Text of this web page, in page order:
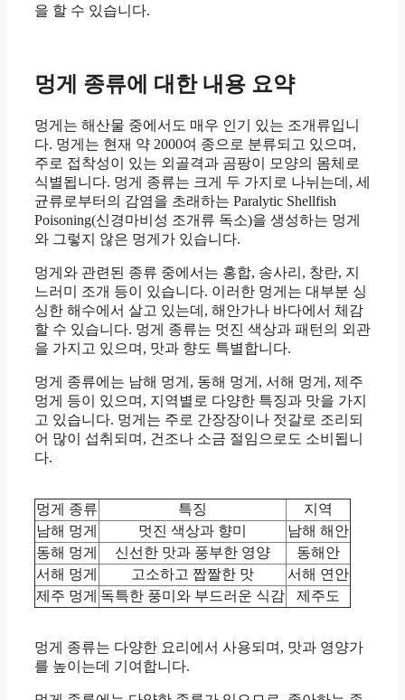
을 할 수 있습니다.
멍게 종류에 대한 내용 요약
멍게는 해산물 중에서도 매우 인기 있는 조개류입니
다. 멍게는 현재 약 2000여 종으로 분류되고 있으며,
주로 접착성이 있는 외골격과 곰팡이 모양의 몸체로
식별됩니다. 멍게 종류는 크게 두 가지로 나뉘는데, 세
균류로부터의 감염을 초래하는 Paralytic Shellfish
Poisoning(신경마비성 조개류 독소)을 생성하는 멍게
와 그렇지 않은 멍게가 있습니다.
멍게와 관련된 종류 중에서는 홍합, 송사리, 창란, 지
느러미 조개 등이 있습니다. 이러한 멍게는 대부분 싱
싱한 해수에서 살고 있는데, 해안가나 바다에서 체감
할 수 있습니다. 멍게 종류는 멋진 색상과 패턴의 외관
을 가지고 있으며, 맛과 향도 특별합니다.
멍게 종류에는 남해 멍게, 동해 멍게, 서해 멍게, 제주
멍게 등이 있으며, 지역별로 다양한 특징과 맛을 가지
고 있습니다. 멍게는 주로 간장장이나 젓갈로 조리되
어 많이 섭취되며, 건조나 소금 절임으로도 소비됩니
다.
멍게 종류 특징
지역
남해 멍게
멋진 색상과 향미
남해 해안
동해 멍게
신선한 맛과 풍부한 영양
동해안
서해 멍게
고소하고 짭짤한 맛
서해 연안
제주 멍게 독특한 풍미와 부드러운 식감 제주도
멍게 종류는 다양한 요리에서 사용되며, 맛과 영양가
를 높이는데 기여합니다.